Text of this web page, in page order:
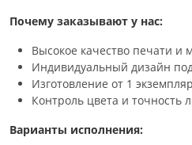
Почему заказывают у нас:
Высокое качество печати и
Индивидуальный дизайн
Изготовление от 1
Контроль цвета и точность
Варианты исполнения: